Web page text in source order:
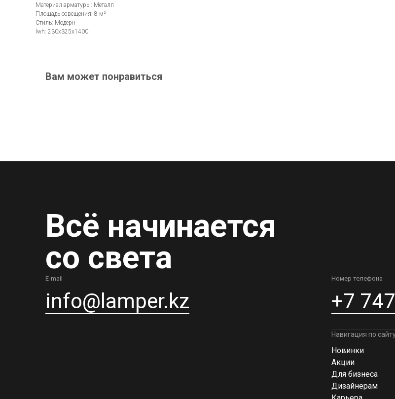
Материал арматуры: Металл
Площадь освещения: 8 м²
Стиль: Модерн
lwh: 230x325x1400
Вам может понравиться
Всё начинается
со света
E-mail
info@lamper.kz
Номер телефона
+7
Навигация по
Новинки
Акции
Для бизнеса
Дизайнерам